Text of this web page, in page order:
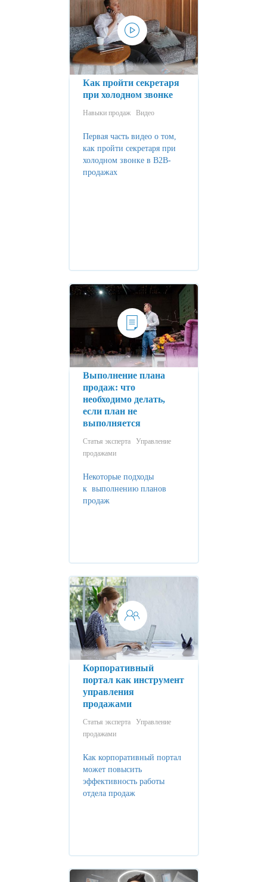
Как пройти секретаря
при холодном звонке
Навыки продаж Видео
Первая часть видео о том,
как пройти секретаря при
холодном звонке в B2B-
продажах
Выполнение плана
продаж: что
необходимо делать,
если план не
выполняется
Статья эксперта
Управление
продажами
Некоторые подходы
к выполнению планов
продаж
Корпоративный
портал как инструмент
управления
продажами
Статья эксперта
Управление
продажами
Как корпоративный портал
может повысить
эффективность работы
отдела продаж